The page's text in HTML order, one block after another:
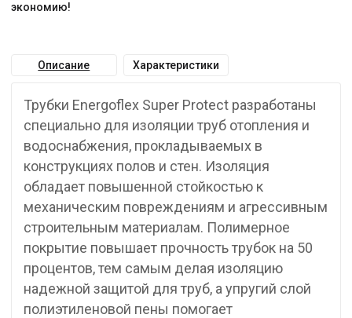
экономию!
Описание Характеристики
Трубки Energoflex Super Protect разработаны
специально для изоляции труб отопления и
водоснабжения, прокладываемых в
конструкциях полов и стен. Изоляция
обладает повышенной стойкостью к
механическим повреждениям и агрессивным
строительным материалам. Полимерное
покрытие повышает прочность трубок на 50
процентов, тем самым делая изоляцию
надежной защитой для труб, а упругий слой
полиэтиленовой пены помогает